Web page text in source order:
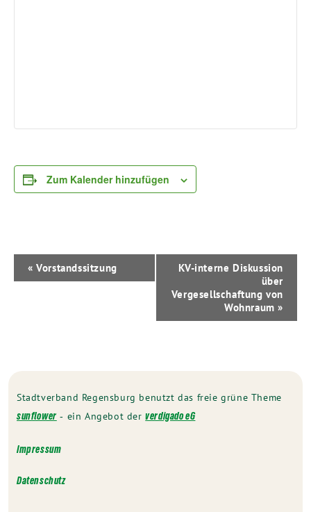
Zum Kalender hinzufügen
Veranstaltung-
Navigation
« Vorstandssitzung
KV-interne Diskussion
über
Vergesellschaftung von
Wohnraum»
Stadtverband Regensburg benutzt das freie grüne Theme
sunflower‐ ein Angebot derverdigado eG
Impressum
Datenschutz